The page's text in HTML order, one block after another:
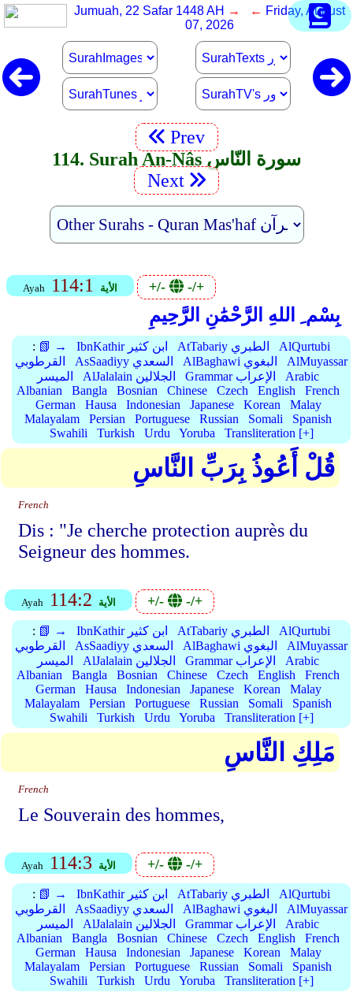
Jumuah, 22 Safar 1448 AH → ← Friday, August
07, 2026
Prev
114. Surah An-Nâs سورة النّاس
Next
Ayah 114:1 الأية +/- -/+
بِسْم ِ اللهِ الرَّحْمَٰنِ الرَّحِيمِ
: 📗 → IbnKathir ابن كثير AtTabariy الطبري
AlQurtubi
القرطوبي
AsSaadiyy السعدي AlBaghawi البغوي
AlMuyassar
الميسر
AlJalalain الجلالين Grammar الإعراب
Arabic
Albanian
Bangla Bosnian Chinese Czech English
French
German
Hausa Indonesian Japanese Korean
Malay
Malayalam
Persian Portuguese Russian Somali
Spanish
Swahili
Turkish Urdu Yoruba Transliteration [+]
قُلْ أَعُوذُ بِرَبِّ النَّاسِ
French
Dis : "Je cherche protection auprès du
Seigneur des hommes.
Ayah 114:2 الأية +/- -/+
: 📗 → IbnKathir ابن كثير AtTabariy الطبري
AlQurtubi
القرطوبي
AsSaadiyy السعدي AlBaghawi البغوي
AlMuyassar
الميسر
AlJalalain الجلالين Grammar الإعراب
Arabic
Albanian
Bangla Bosnian Chinese Czech English
French
German
Hausa Indonesian Japanese Korean
Malay
Malayalam
Persian Portuguese Russian Somali
Spanish
Swahili
Turkish Urdu Yoruba Transliteration [+]
مَلِكِ النَّاسِ
French
Le Souverain des hommes,
Ayah 114:3 الأية +/- -/+
: 📗 → IbnKathir ابن كثير AtTabariy الطبري
AlQurtubi
القرطوبي
AsSaadiyy السعدي AlBaghawi البغوي
AlMuyassar
الميسر
AlJalalain الجلالين Grammar الإعراب
Arabic
Albanian
Bangla Bosnian Chinese Czech English
French
German
Hausa Indonesian Japanese Korean
Malay
Malayalam
Persian Portuguese Russian Somali
Spanish
Swahili
Turkish Urdu Yoruba Transliteration [+]